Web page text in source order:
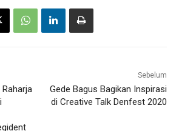
Sebelum
Gede Bagus Bagikan Inspirasi
di Creative Talk Denfest 2020